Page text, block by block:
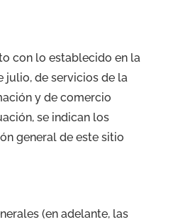
con lo establecido en la
julio, de servicios de la
y de comercio
se indican los
general de este sitio
(en adelante, las